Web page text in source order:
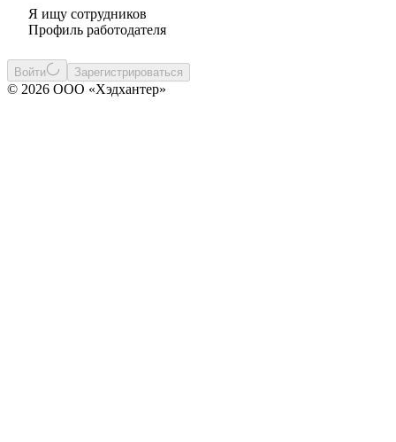
Я ищу сотрудников
Профиль работодателя
Войти Зарегистрироваться
© 2026 ООО «Хэдхантер»